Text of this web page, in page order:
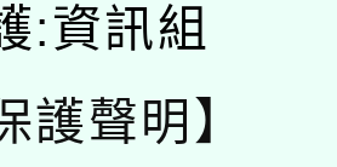
:資訊組
護聲明】